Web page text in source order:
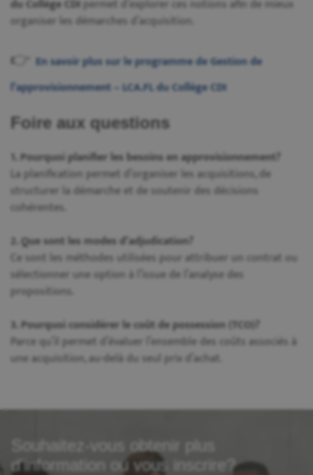
du Collège CDIpermet d’explorer ces notions afin de mieux
organiser les démarches d’acquisition.
👉 En savoir plus sur le programme de Gestion de
l’approvisionnement – LCA.FL du Collège CDI
Foire aux questions
1. Pourquoi planifier les besoins en approvisionnement?
La planification permet d’organiser les acquisitions, de
structurer la démarche et de soutenir des décisions
cohérentes.
2. Que sont les modes d’adjudication?
Ce sont les méthodes utilisées pour attribuer un contrat ou
sélectionner une option à l’issue de l’analyse des
propositions.
3. Pourquoi considérer le coût de possession (TCO)?
Parce qu’il permet d’évaluer l’ensemble des coûts associés à
une acquisition, au-delà du seul prix d’achat.
Souhaitez-vous obtenir plus
d'information ou vous inscrire?